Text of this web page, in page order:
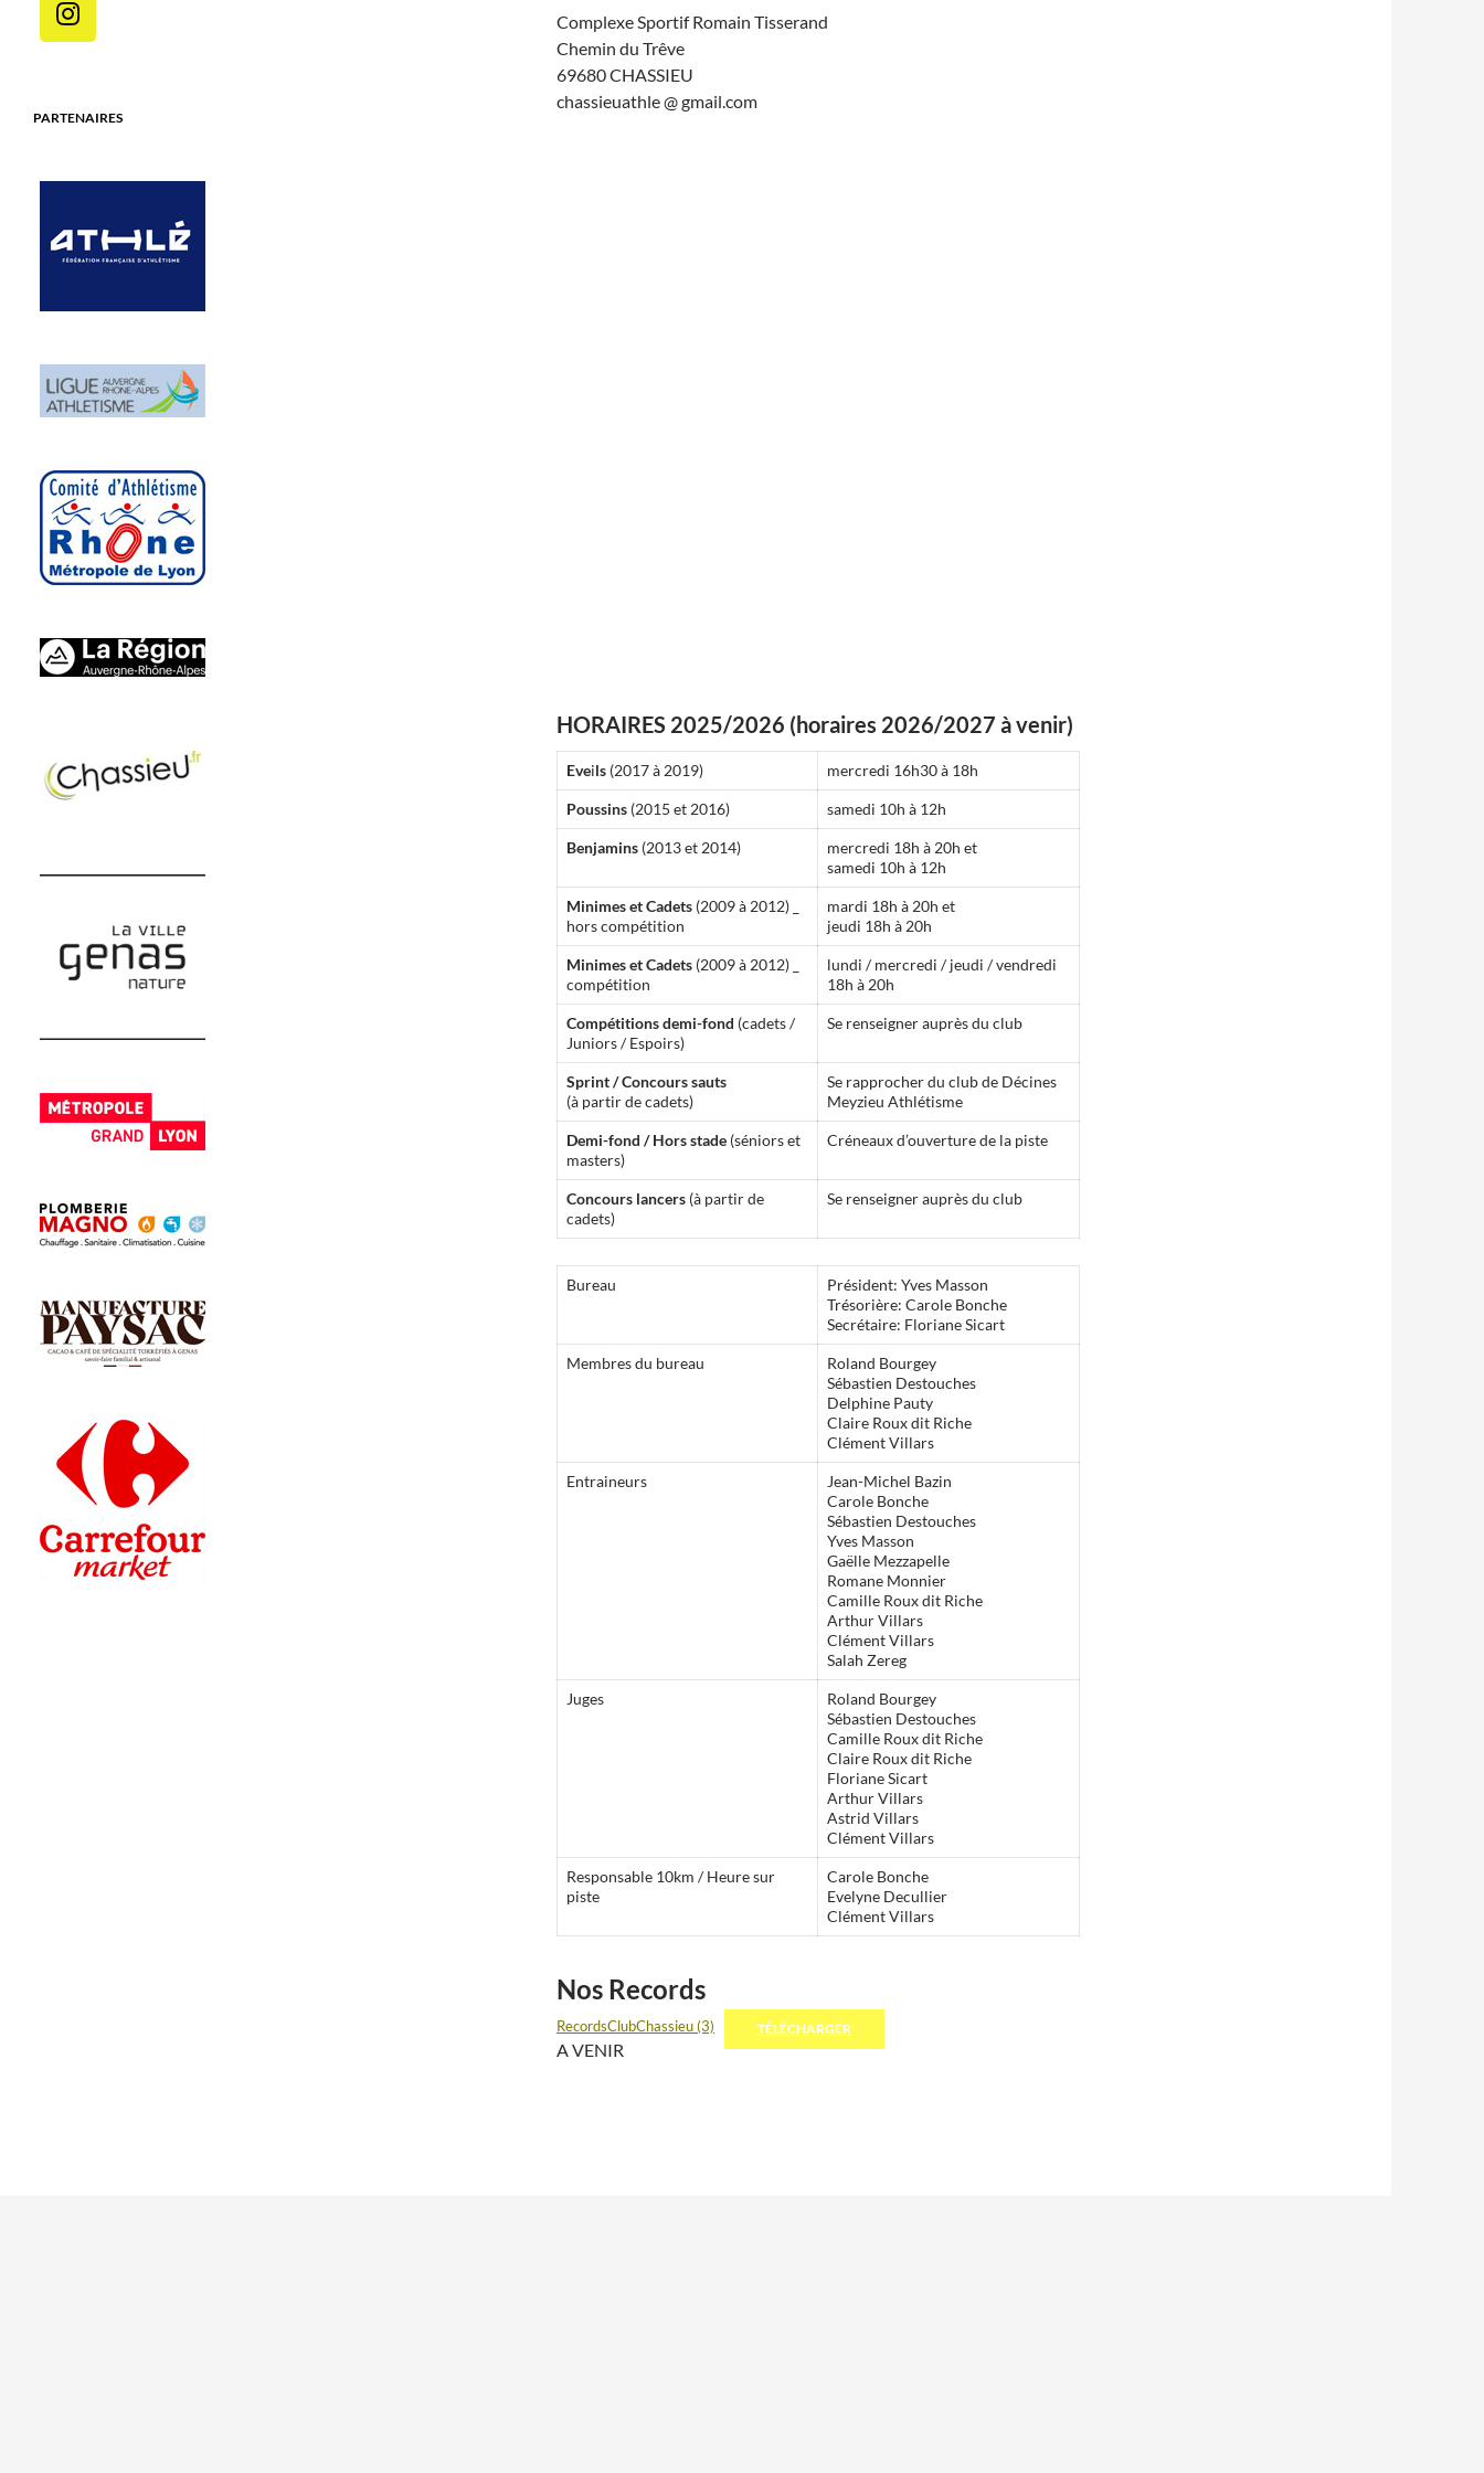
Complexe Sportif Romain Tisserand
Chemin du Trêve
69680 CHASSIEU
chassieuathle @ gmail.com
HORAIRES 2025/2026 (horaires 2026/2027 à venir)
Eveils (2017 à 2019) mercredi 16h30 à 18h
Poussins (2015 et 2016) samedi 10h à 12h
Benjamins (2013 et 2014)
mercredi 18h à 20h et
samedi 10h à 12h
Minimes et Cadets (2009 à 2012) _
hors compétition
mardi 18h à 20h et
jeudi 18h à 20h
Minimes et Cadets (2009 à 2012) _
compétition
lundi / mercredi / jeudi / vendredi
18h à 20h
Compétitions demi-fond (cadets /
Juniors / Espoirs)
Se renseigner auprès du club
Sprint / Concours sauts
(à partir de cadets)
Se rapprocher du club de Décines
Meyzieu Athlétisme
Demi-fond / Hors stade (séniors et
masters)
Créneaux d’ouverture de la piste
Concours lancers (à partir de
cadets)
Se renseigner auprès du club
Bureau
Président: Yves Masson
Trésorière: Carole Bonche
Secrétaire: Floriane Sicart
Membres du bureau
Roland Bourgey
Sébastien Destouches
Delphine Pauty
Claire Roux dit Riche
Clément Villars
Entraineurs
Jean-Michel Bazin
Carole Bonche
Sébastien Destouches
Yves Masson
Gaëlle Mezzapelle
Romane Monnier
Camille Roux dit Riche
Arthur Villars
Clément Villars
Salah Zereg
Juges
Roland Bourgey
Sébastien Destouches
Camille Roux dit Riche
Claire Roux dit Riche
Floriane Sicart
Arthur Villars
Astrid Villars
Clément Villars
Responsable 10km / Heure sur
piste
Carole Bonche
Evelyne Decullier
Clément Villars
Nos Records
RecordsClubChassieu (3) TÉLÉCHARGER
A VENIR
PARTENAIRES